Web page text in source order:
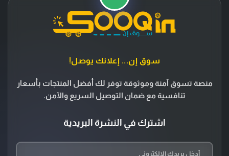
سوق إن... إعلانك يوصل!
منصة تسوق آمنة وموثوقة توفر لك أفضل المنتجات بأسعار
تنافسية مع ضمان التوصيل السريع والآمن.
اشترك في النشرة البريدية